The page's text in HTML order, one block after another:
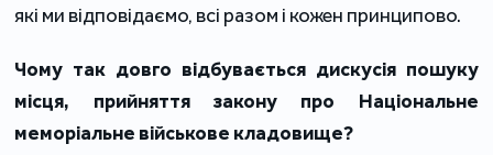
які ми відповідаємо, всі разом і кожен принципово.
Чому так довго відбувається дискусія пошуку
місця, прийняття закону про Національне
меморіальне військове кладовище?